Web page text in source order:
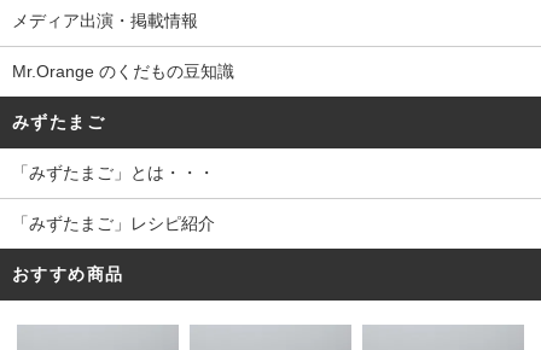
メディア出演・掲載情報
Mr.Orange のくだもの豆知識
みずたまご
「みずたまご」とは・・・
「みずたまご」レシピ紹介
おすすめ商品